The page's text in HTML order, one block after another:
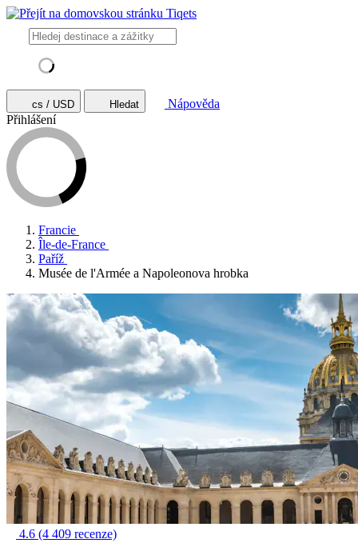
cs / USD Hledat
Nápověda
Přihlášení
Francie
Île-de-France
Paříž
Musée de l'Armée a Napoleonova hrobka
4.6 (4 409 recenze)